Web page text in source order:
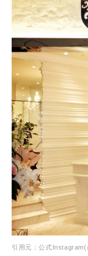
引用元：公式